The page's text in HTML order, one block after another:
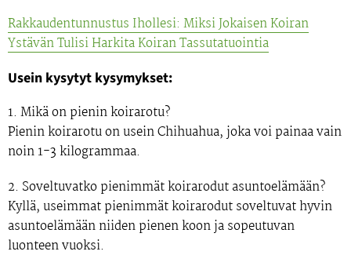
Rakkaudentunnustus Ihollesi: Miksi Jokaisen Koiran
Ystävän Tulisi Harkita Koiran Tassutatuointia
Usein kysytyt kysymykset:
1. Mikä on pienin koirarotu?
Pienin koirarotu on usein Chihuahua, joka voi painaa vain
noin 1-3 kilogrammaa.
2. Soveltuvatko pienimmät koirarodut asuntoelämään?
Kyllä, useimmat pienimmät koirarodut soveltuvat hyvin
asuntoelämään niiden pienen koon ja sopeutuvan
luonteen vuoksi.